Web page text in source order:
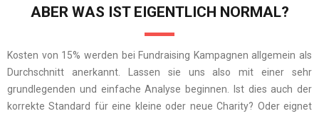
ABER WAS IST EIGENTLICH NORMAL?
Kosten von 15% werden bei Fundraising Kampagnen allgemein als
Durchschnitt anerkannt. Lassen sie uns also mit einer sehr
grundlegenden und einfache Analyse beginnen. Ist dies auch der
korrekte Standard für eine kleine oder neue Charity? Oder eignet